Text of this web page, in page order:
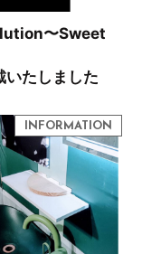
〜Sweet
いたしました